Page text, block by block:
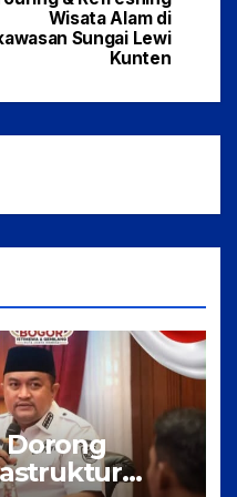
Wisata Alam di
Sungai Lewi
Kunten
Dorong